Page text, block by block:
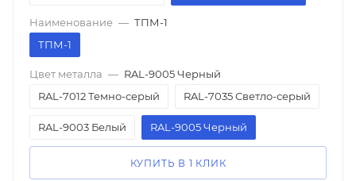
Наименование — ТПМ-1
ТПМ-1
Цвет металла — RAL-9005 Черный
RAL-7012 Темно-серый
RAL-7035 Светло-серый
RAL-9003 Белый RAL-9005 Черный
КУПИТЬ В 1 КЛИК